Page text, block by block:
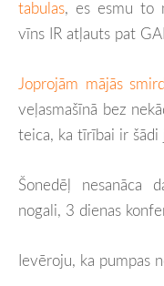
tabulas, es esmu to
vīns IR atļauts pat
Joprojām mājās
veļasmašīnā bez
teica, ka tīrībai ir šādi
Šonedēļ nesanāca
nogali, 3 dienas
Ievēroju, ka pumpas